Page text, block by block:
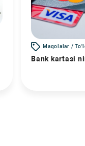
Maqolalar /
Bank kartasi